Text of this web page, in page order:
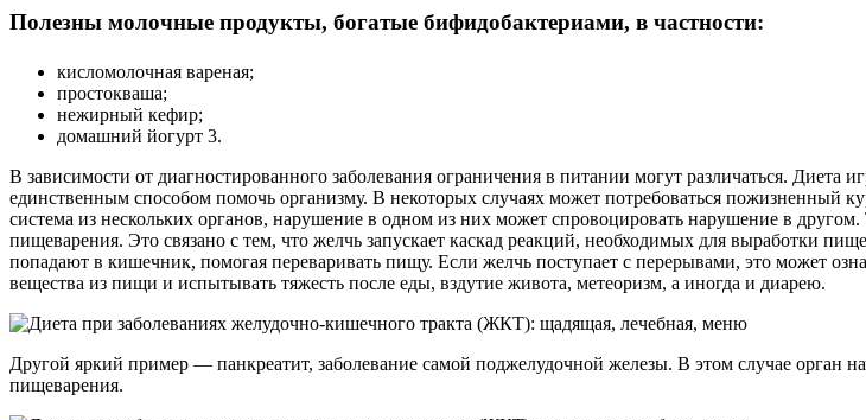
Полезны молочные продукты, богатые бифидобактериами, в частности:
кисломолочная вареная;
простокваша;
нежирный кефир;
домашний йогурт 3.
В зависимости от диагностированного заболевания ограничения в питании могут различаться.
единственным способом помочь организму. В некоторых случаях может потребоваться пожизненный
система из нескольких органов, нарушение в одном из них может спровоцировать нарушение в
пищеварения. Это связано с тем, что желчь запускает каскад реакций, необходимых для выработки
попадают в кишечник, помогая переваривать пищу. Если желчь поступает с перерывами, это может
вещества из пищи и испытывать тяжесть после еды, вздутие живота, метеоризм, а иногда и диарею.
Другой яркий пример — панкреатит, заболевание самой поджелудочной железы. В этом случае орган
пищеварения.